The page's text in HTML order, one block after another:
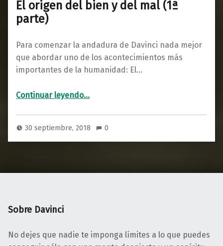
El origen del bien y del mal (1ª
parte)
Para comenzar la andadura de Davinci nada mejor
que abordar uno de los acontecimientos más
importantes de la humanidad: El…
Continuar leyendo“El origen del bien y del mal (1ª parte)”
…
30 septiembre, 2018 0
Sobre Davinci
No dejes que nadie te imponga límites a lo que puedes